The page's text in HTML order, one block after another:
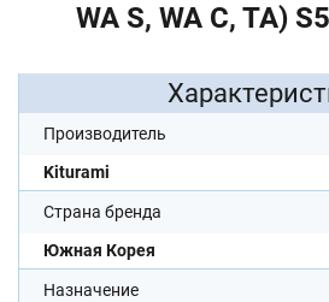
WA S, WA C, TA)
Производитель
Kiturami
Страна бренда
Южная Корея
Назначение